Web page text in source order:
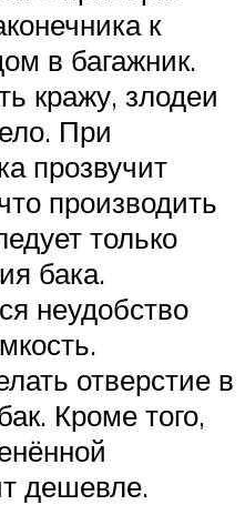
к
в багажник.
кражу, злодеи
При
прозвучит
производить
только
бака.
неудобство
отверстие в
Кроме того,
дешевле.